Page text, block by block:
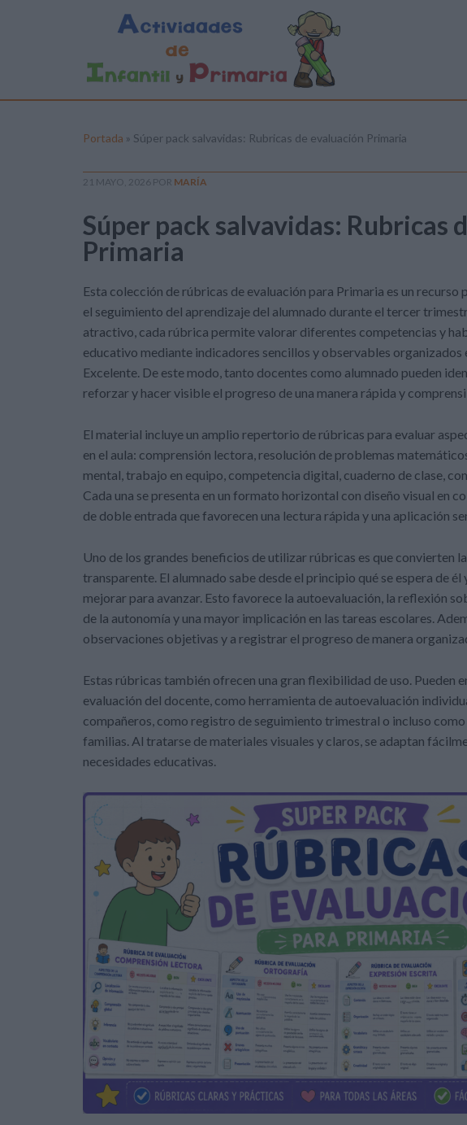
Portada » Súper pack salvavidas: Rubricas de evaluación Primaria
21 MAYO, 2026 POR MARÍA
Súper pack salvavidas: Rubricas
Primaria
Esta colección de rúbricas de evaluación para Primaria es un
el seguimiento del aprendizaje del alumnado durante el tercer
atractivo, cada rúbrica permite valorar diferentes competencias y
educativo mediante indicadores sencillos y observables organizados
Excelente. De este modo, tanto docentes como alumnado pueden
reforzar y hacer visible el progreso de una manera rápida y
El material incluye un amplio repertorio de rúbricas para evaluar
en el aula: comprensión lectora, resolución de problemas
mental, trabajo en equipo, competencia digital, cuaderno de clase,
Cada una se presenta en un formato horizontal con diseño visual en
de doble entrada que favorecen una lectura rápida y una aplicación
Uno de los grandes beneficios de utilizar rúbricas es que convierten
transparente. El alumnado sabe desde el principio qué se espera de
mejorar para avanzar. Esto favorece la autoevaluación, la reflexión
de la autonomía y una mayor implicación en las tareas escolares.
observaciones objetivas y a registrar el progreso de manera
Estas rúbricas también ofrecen una gran flexibilidad de uso. Pueden
evaluación del docente, como herramienta de autoevaluación
compañeros, como registro de seguimiento trimestral o incluso
familias. Al tratarse de materiales visuales y claros, se adaptan
necesidades educativas.